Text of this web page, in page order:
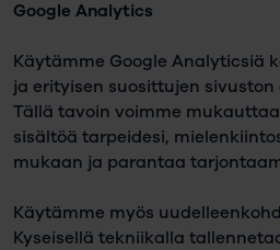
Google Analytics
Käytämme Google Analyticsiä
ja erityisen suosittujen
Tällä tavoin voimme
sisältöä tarpeidesi,
mukaan ja parantaa
Käytämme myös
Kyseisellä tekniikalla